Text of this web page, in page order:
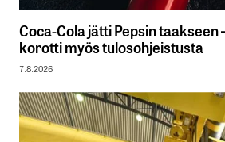
Coca-Cola jätti Pepsin taakseen
korotti myös tulosohjeistusta
7.8.2026